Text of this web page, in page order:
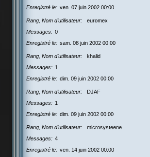
Enregistré le
ven. 07 juin 2002 00:00
Rang, Nom d’utilisateur
euromex
Messages
0
Enregistré le
sam. 08 juin 2002 00:00
Rang, Nom d’utilisateur
khalid
Messages
1
Enregistré le
dim. 09 juin 2002 00:00
Rang, Nom d’utilisateur
DJAF
Messages
1
Enregistré le
dim. 09 juin 2002 00:00
Rang, Nom d’utilisateur
microsysteene
Messages
4
Enregistré le
ven. 14 juin 2002 00:00